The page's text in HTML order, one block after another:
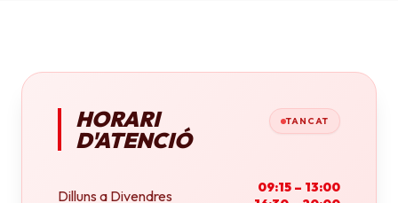
HORARI
D'ATENCIÓ
TANCAT
Dilluns a Divendres
09:15 – 13:00